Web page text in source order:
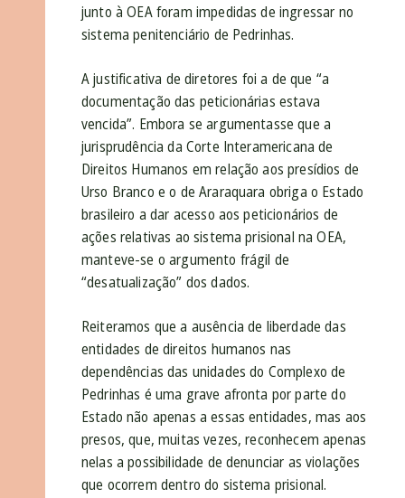
junto à OEA foram impedidas de ingressar no
sistema penitenciário de Pedrinhas.
A justificativa de diretores foi a de que “a
documentação das peticionárias estava
vencida”. Embora se argumentasse que a
jurisprudência da Corte Interamericana de
Direitos Humanos em relação aos presídios de
Urso Branco e o de Araraquara obriga o Estado
brasileiro a dar acesso aos peticionários de
ações relativas ao sistema prisional na OEA,
manteve-se o argumento frágil de
“desatualização” dos dados.
Reiteramos que a ausência de liberdade das
entidades de direitos humanos nas
dependências das unidades do Complexo de
Pedrinhas é uma grave afronta por parte do
Estado não apenas a essas entidades, mas aos
presos, que, muitas vezes, reconhecem apenas
nelas a possibilidade de denunciar as violações
que ocorrem dentro do sistema prisional.